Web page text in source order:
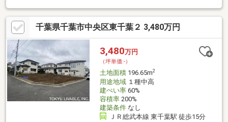
ダー住宅「ララフィール」で、理想のマイホームを実現！～建売
より自由に、注文住宅より気軽に、あなたらしい住まいを♪～選べ
る間取り・外壁・内装・設備カラーで楽しい家づくりを！大人気
の屋上リビングプランの建築も可能です♪―千葉市内に続々と分譲
地が誕生！―千葉市内に多数の分譲地を保有！あなたの住みたい
街が見つかります！千葉で新築戸建てをお探しの方は、お気軽に
ご相談ください。
千葉県千葉市中央区東千葉２ 3,480万円
3,480万円
（坪単価:-）
土地面積196.65m2
用途地域１種中高
建ぺい率60%
容積率200%
建築条件なし
ＪＲ総武本線 東千葉駅 徒歩15分